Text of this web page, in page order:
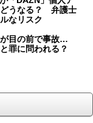
どうなる？ 弁護士
なリスク
目の前で事故…
と罪に問われる？